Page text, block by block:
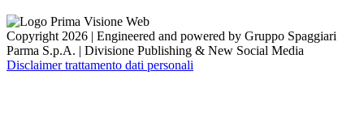
Copyright 2026 | Engineered and powered by Gruppo Spaggiari
Parma S.p.A. | Divisione Publishing & New Social Media
Disclaimer trattamento dati personali